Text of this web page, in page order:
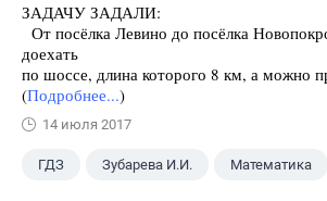
ЗАДАЧУ ЗАДАЛИ:
От посёлка Левино до посёлка
доехать
по шоссе, длина которого 8 км, а можно
(Подробнее...)
14 июля 2017
ГДЗ Зубарева И.И. Математика